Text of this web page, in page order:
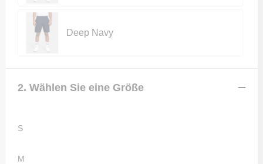
Deep Navy
2. Wählen Sie eine Größe
S
M